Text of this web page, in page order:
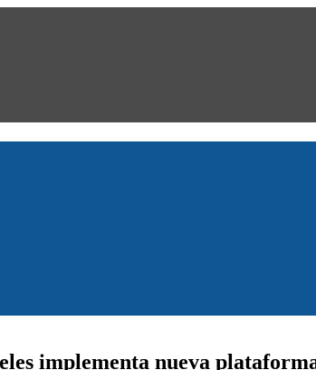
implementa nueva